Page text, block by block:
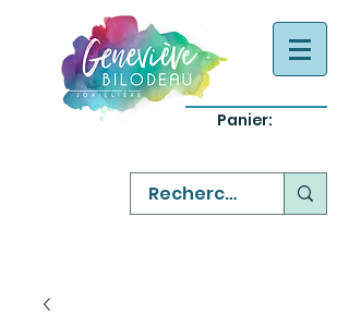
Panier: